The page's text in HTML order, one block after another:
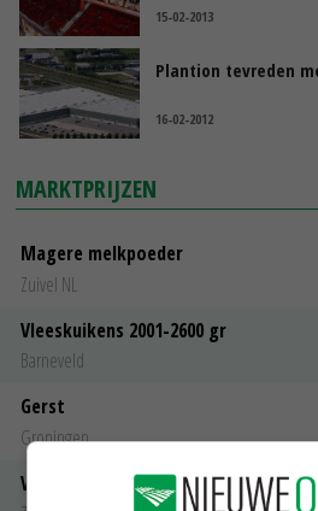
15-02-2013
Plantion tevreden
16-02-2012
MARKTPRIJZEN
Magere melkpoeder
Zuivel NL
Vleeskuikens 2001-2600 gr
Barneveld
Gerst
Groningen
Volle melkpoeder